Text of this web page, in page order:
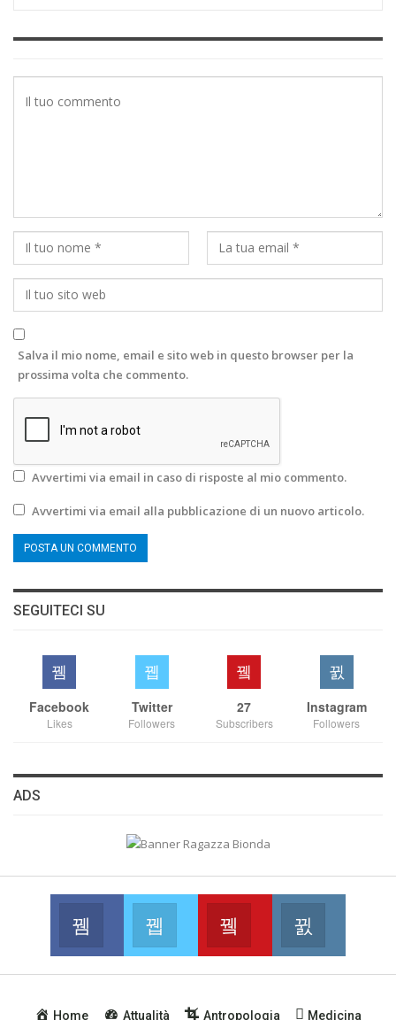
Salva il mio nome, email e sito web in questo browser per la
prossima volta che commento.
Avvertimi via email in caso di risposte al mio commento.
Avvertimi via email alla pubblicazione di un nuovo articolo.
SEGUITECI SU
Facebook
Likes
Twitter
Followers
27
Subscribers
Instagram
Followers
ADS
Facebook
Join us on FacebookJoin us on Twitter
Youtube
Join us on Youtube
Home Attualità Antropologia Medicina